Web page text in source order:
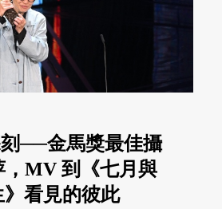
──金馬獎最佳攝
，MV 到《七月與
》看見的彼此